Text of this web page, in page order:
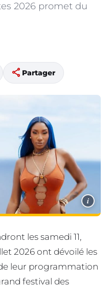
2026 promet du
share Partager
i
les samedi 11,
2026 ont dévoilé les
leur programmation
festival des